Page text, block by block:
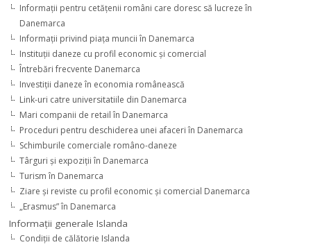
Informaţii pentru cetăţenii români care doresc să lucreze în
Danemarca
Informaţii privind piaţa muncii în Danemarca
Instituţii daneze cu profil economic şi comercial
Întrebări frecvente Danemarca
Investiţii daneze în economia românească
Link-uri catre universitatiile din Danemarca
Mari companii de retail în Danemarca
Proceduri pentru deschiderea unei afaceri în Danemarca
Schimburile comerciale româno-daneze
Târguri şi expoziţii în Danemarca
Turism în Danemarca
Ziare şi reviste cu profil economic şi comercial Danemarca
„Erasmus” în Danemarca
Informaţii generale Islanda
Condiţii de călătorie Islanda